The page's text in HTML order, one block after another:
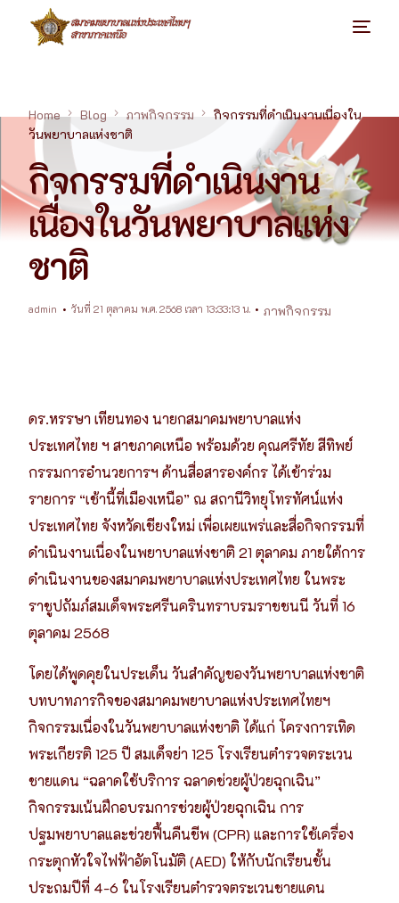
Home Blog ภาพกิจกรรม
กิจกรรมที่ดำเนินงานเนื่องใน
วันพยาบาลแห่งชาติ
กิจกรรมที่ดำเนินงาน
เนื่องในวันพยาบาลแห่ง
ชาติ
admin วันที่ 21 ตุลาคม พ.ศ. 2568 เวลา 13:33:13 น. ภาพกิจกรรม
ดร.หรรษา เทียนทอง นายกสมาคมพยาบาลแห่ง
ประเทศไทย ฯ สาขภาคเหนือ พร้อมด้วย คุณศรีทัย สีทิพย์
กรรมการอำนวยการฯ ด้านสื่อสารองค์กร ได้เข้าร่วม
รายการ “เช้านี้ที่เมืองเหนือ”ณ สถานีวิทยุโทรทัศน์แห่ง
ประเทศไทย จังหวัดเชียงใหม่ เพื่อเผยแพร่และสื่อกิจกรรมที่
ดำเนินงานเนื่องในพยาบาลแห่งชาติ 21 ตุลาคม ภายใต้การ
ดำเนินงานของสมาคมพยาบาลแห่งประเทศไทย ในพระ
ราชูปถัมภ์สมเด็จพระศรีนครินทราบรมราชชนนี วันที่ 16
ตุลาคม 2568
โดยได้พูดคุยในประเด็น วันสำคัญของวันพยาบาลแห่งชาติ
บทบาทภารกิจของสมาคมพยาบาลแห่งประเทศไทยฯ
กิจกรรมเนื่องในวันพยาบาลแห่งชาติ ได้แก่ โครงการเทิด
พระเกียรติ 125 ปี สมเด็จย่า 125 โรงเรียนตำรวจตระเวน
ชายแดน “ฉลาดใช้บริการ ฉลาดช่วยผู้ป่วยฉุกเฉิน”
กิจกรรมเน้นฝึกอบรมการช่วยผู้ป่วยฉุกเฉิน การ
ปฐมพยาบาลและช่วยฟื้นคืนชีพ (CPR) และการใช้เครื่อง
กระตุกหัวใจไฟฟ้าอัตโนมัติ (AED) ให้กับนักเรียนชั้น
ประถมปีที่ 4-6 ในโรงเรียนตำรวจตระเวนชายแดน